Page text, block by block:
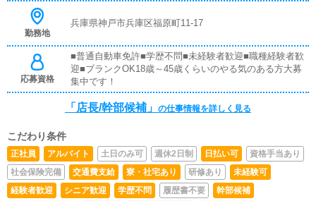
とはありませんので安心してください！真面目に誠実にお
応しいお方にはどんどん『昇給制度』を導入しておりま
す。将来の『独立』も視野にいれ頑張ってくださるお方大
歓迎です！！！
勤務地
兵庫県神戸市兵庫区福原町11-17
応募資格
■普通自動車免許■学歴不問■未経験者歓迎■職種経験者歓
迎■ブランクOK18歳～45歳くらいのやる気のある方大募
集中です！
「店長/幹部候補」 の仕事情報を詳しく見る
こだわり条件
正社員 アルバイト 土日のみ可 週休2日制 日払い可
資格手当あり
社会保険完備
交通費支給 寮・社宅あり 研修あり
未経験可
経験者歓迎
シニア歓迎 学歴不問 履歴書不要
幹部候補